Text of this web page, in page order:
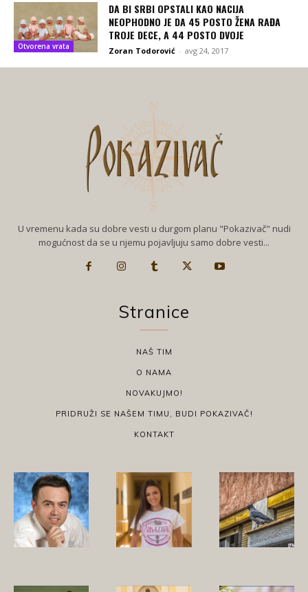
Otvorena vrata
DA BI SRBI OPSTALI KAO NACIJA
NEOPHODNO JE DA 45 POSTO ŽENA RAĐA
TROJE DECE, A 44 POSTO DVOJE
Zoran Todorović - avg 24, 2017
U vremenu kada su dobre vesti u durgom planu "Pokazivač" nudi
mogućnost da se u njemu pojavljuju samo dobre vesti...
Stranice
NAŠ TIM
O NAMA
NOVAKUJMO!
PRIDRUŽI SE NAŠEM TIMU, BUDI POKAZIVAČ!
KONTAKT